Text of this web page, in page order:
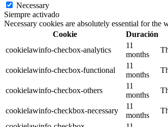
Necessary
Siempre activado
Necessary cookies are absolutely essential for
Cookie
Duración
cookielawinfo-checbox-analytics
11
months
cookielawinfo-checbox-functional
11
months
cookielawinfo-checbox-others
11
months
cookielawinfo-checkbox-necessary
11
months